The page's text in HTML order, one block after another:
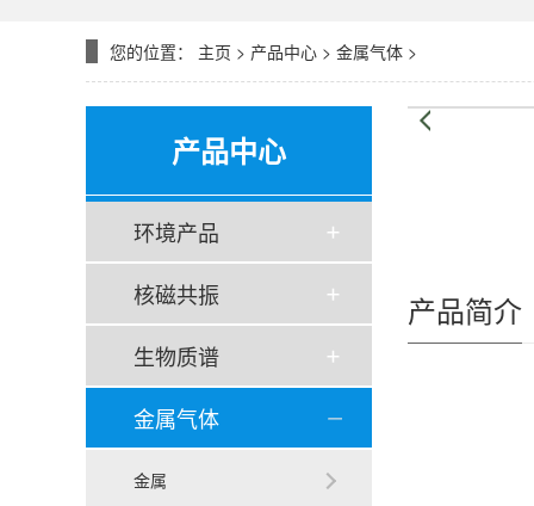
您的位置： 主页 > 产品中心 > 金属气体 >
产品中心
环境产品
核磁共振
生物质谱
金属气体
金属
产品简介